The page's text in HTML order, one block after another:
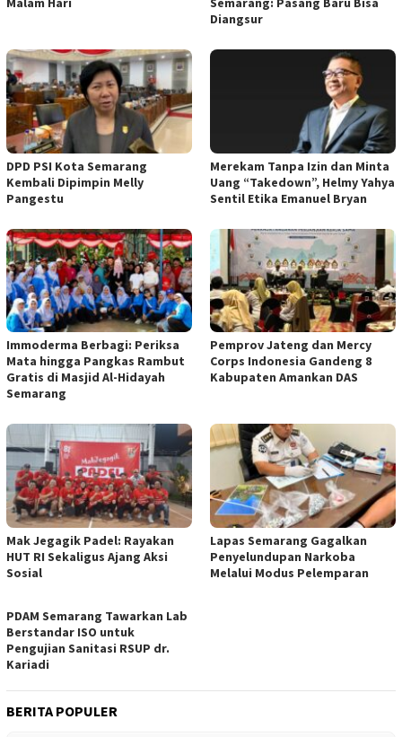
Diangsur
DPD PSI Kota Semarang
Kembali Dipimpin Melly
Pangestu
Merekam Tanpa Izin dan Minta
Uang “Takedown”, Helmy Yahya
Sentil Etika Emanuel Bryan
Immoderma Berbagi: Periksa
Mata hingga Pangkas Rambut
Gratis di Masjid Al-Hidayah
Semarang
Pemprov Jateng dan Mercy
Corps Indonesia Gandeng 8
Kabupaten Amankan DAS
Mak Jegagik Padel: Rayakan
HUT RI Sekaligus Ajang Aksi
Sosial
Lapas Semarang Gagalkan
Penyelundupan Narkoba
Melalui Modus Pelemparan
PDAM Semarang Tawarkan Lab
Berstandar ISO untuk
Pengujian Sanitasi RSUP dr.
Kariadi
BERITA POPULER